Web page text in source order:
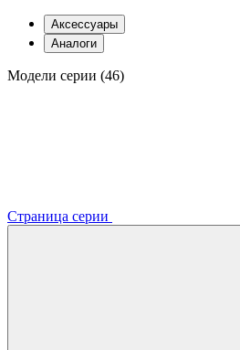
Аксессуары
Аналоги
Модели серии (46)
Страница серии